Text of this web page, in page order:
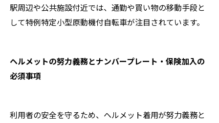
駅周辺や公共施設付近では、通勤や買い物の移動手段と
して特例特定小型原動機付自転車が注目されています。
ヘルメットの努力義務とナンバープレート・保険加入の
必須事項
利用者の安全を守るため、ヘルメット着用が努力義務と